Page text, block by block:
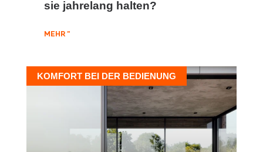
sie jahrelang halten?
MEHR "
KOMFORT BEI DER BEDIENUNG